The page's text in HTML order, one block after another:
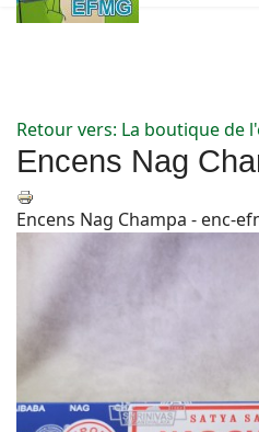
Retour vers: La boutique de
Encens Nag
Encens Nag Champa - enc-